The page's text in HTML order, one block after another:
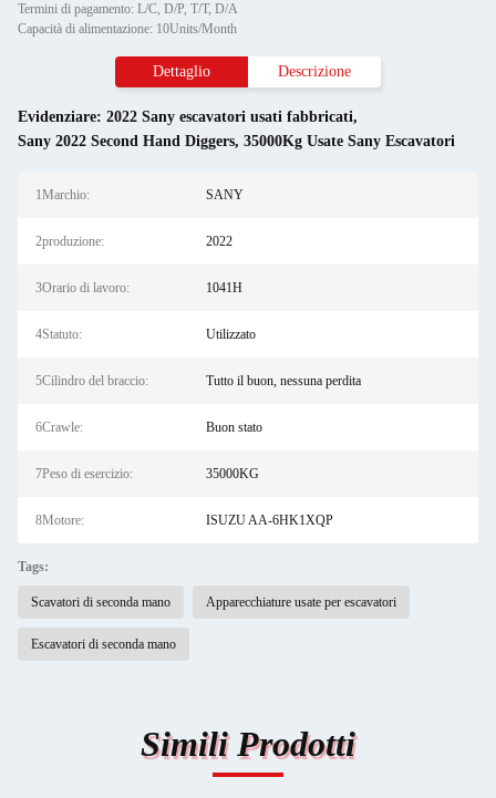
Termini di pagamento: L/C, D/P, T/T, D/A
Capacità di alimentazione: 10Units/Month
Dettaglio Descrizione
Evidenziare: 2022 Sany escavatori usati fabbricati,
Sany 2022 Second Hand Diggers, 35000Kg Usate Sany Escavatori
1Marchio: SANY
2produzione: 2022
3Orario di lavoro: 1041H
4Statuto: Utilizzato
5Cilindro del braccio: Tutto il buon, nessuna perdita
6Crawle: Buon stato
7Peso di esercizio: 35000KG
8Motore: ISUZU AA-6HK1XQP
Tags:
Scavatori di seconda mano Apparecchiature usate per escavatori
Escavatori di seconda mano
Simili Prodotti